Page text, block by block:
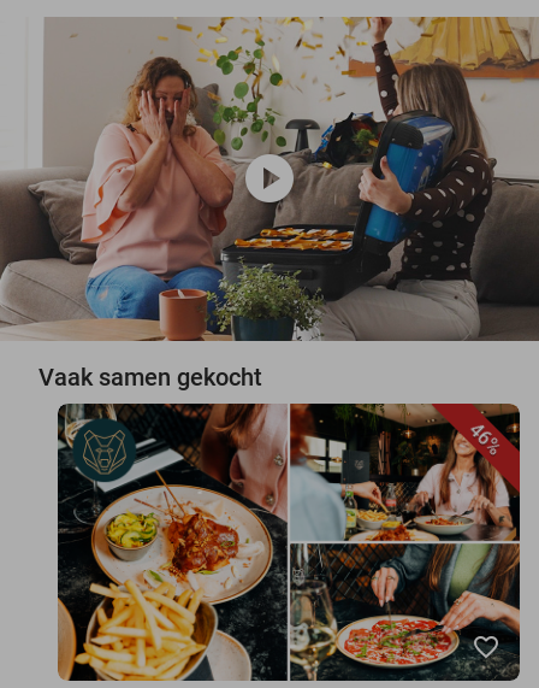
play_circle
Vaak samen gekocht
46%
favorite_border